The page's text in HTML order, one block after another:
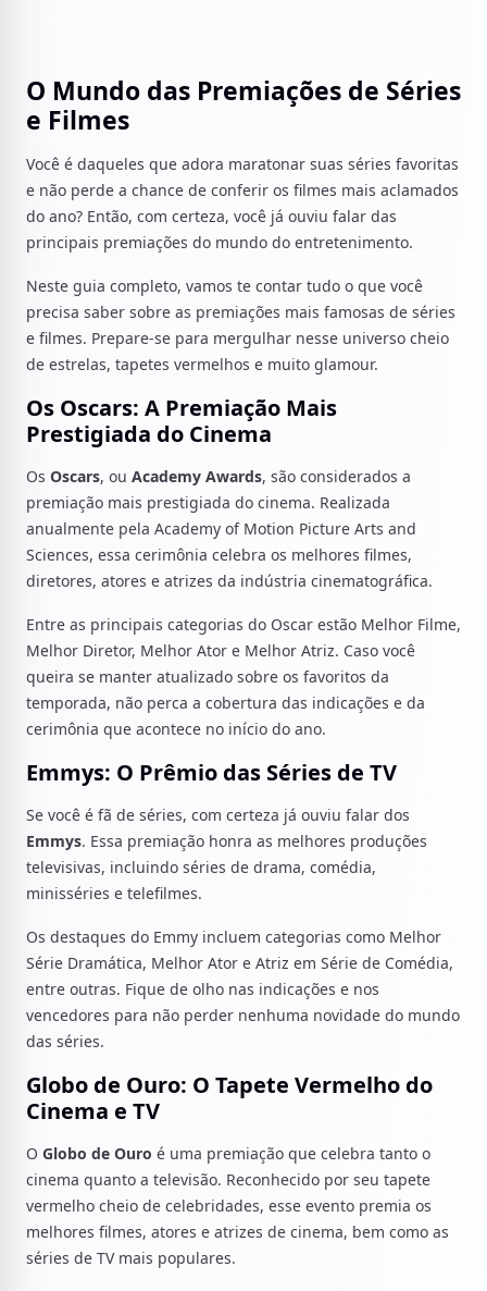
O Mundo das Premiações de Séries
e Filmes
Você é daqueles que adora maratonar suas séries favoritas
e não perde a chance de conferir os filmes mais aclamados
do ano? Então, com certeza, você já ouviu falar das
principais premiações do mundo do entretenimento.
Neste guia completo, vamos te contar tudo o que você
precisa saber sobre as premiações mais famosas de séries
e filmes. Prepare-se para mergulhar nesse universo cheio
de estrelas, tapetes vermelhos e muito glamour.
Os Oscars: A Premiação Mais
Prestigiada do Cinema
Os Oscars, ou Academy Awards, são considerados a
premiação mais prestigiada do cinema. Realizada
anualmente pela Academy of Motion Picture Arts and
Sciences, essa cerimônia celebra os melhores filmes,
diretores, atores e atrizes da indústria cinematográfica.
Entre as principais categorias do Oscar estão Melhor Filme,
Melhor Diretor, Melhor Ator e Melhor Atriz. Caso você
queira se manter atualizado sobre os favoritos da
temporada, não perca a cobertura das indicações e da
cerimônia que acontece no início do ano.
Emmys: O Prêmio das Séries de TV
Se você é fã de séries, com certeza já ouviu falar dos
Emmys. Essa premiação honra as melhores produções
televisivas, incluindo séries de drama, comédia,
minisséries e telefilmes.
Os destaques do Emmy incluem categorias como Melhor
Série Dramática, Melhor Ator e Atriz em Série de Comédia,
entre outras. Fique de olho nas indicações e nos
vencedores para não perder nenhuma novidade do mundo
das séries.
Globo de Ouro: O Tapete Vermelho do
Cinema e TV
O Globo de Ouro é uma premiação que celebra tanto o
cinema quanto a televisão. Reconhecido por seu tapete
vermelho cheio de celebridades, esse evento premia os
melhores filmes, atores e atrizes de cinema, bem como as
séries de TV mais populares.